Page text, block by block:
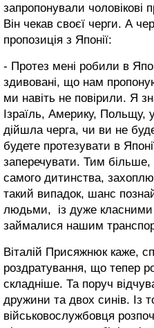
запропонували чоловікові
Він чекав своєї черги. А
пропозиція з Японії:
- Протез мені робили в
здивовані, що нам
ми навіть не повірили. Я
Ізраїль, Америку, Польщу,
дійшла черга, чи ви не
будете протезувати в
заперечувати. Тим
самого дитинства,
такий випадок, шанс
людьми, із дуже класними
займалися нашим
Віталій Присяжнюк каже,
роздратування, що тепер
складніше. Та поруч
дружини та двох синів. Із
військовослужбовця